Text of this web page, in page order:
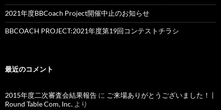
2021年度BBCoach Project開催中止のお知らせ
BBCOACH PROJECT:2021年度第19回コンテストチラシ
最近のコメント
2015年度二次審査会結果報告 に ご来場ありがとうございました！ |
Round Table Com, Inc. より